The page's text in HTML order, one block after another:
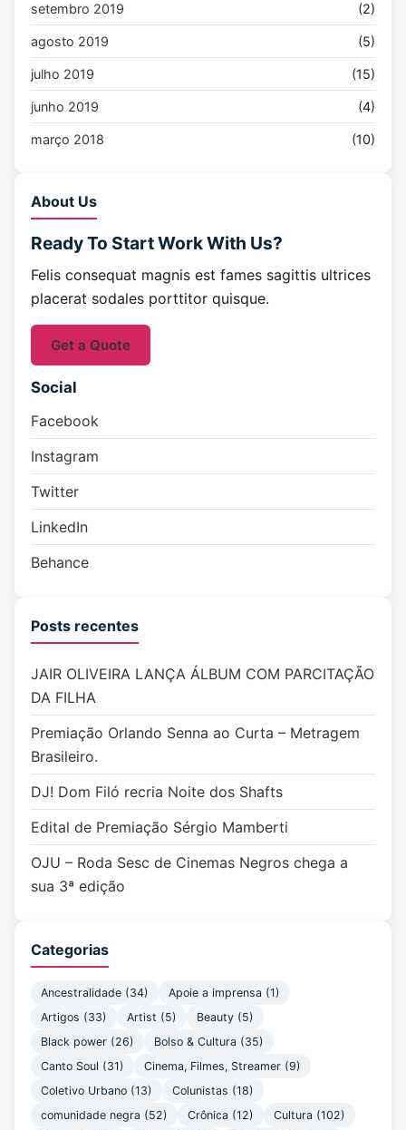
setembro 2019 (2)
agosto 2019 (5)
julho 2019 (15)
junho 2019 (4)
março 2018 (10)
About Us
Ready To StartWork With Us?
Felis consequat magnis est fames sagittis ultrices
placerat sodales porttitor quisque.
Get a Quote
Social
Facebook
Instagram
Twitter
LinkedIn
Behance
Posts recentes
JAIR OLIVEIRA LANÇA ÁLBUM COM PARCITAÇÃO
DA FILHA
Premiação Orlando Senna ao Curta – Metragem
Brasileiro.
DJ! Dom Filó recria Noite dos Shafts
Edital de Premiação Sérgio Mamberti
OJU – Roda Sesc de Cinemas Negros chega a
sua 3ª edição
Categorias
Ancestralidade (34) Apoie a imprensa (1)
Artigos (33) Artist (5) Beauty (5)
Black power (26) Bolso & Cultura (35)
Canto Soul (31) Cinema, Filmes, Streamer (9)
Coletivo Urbano (13) Colunistas (18)
comunidade negra (52) Crônica (12) Cultura (102)